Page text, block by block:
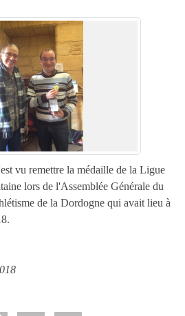
vu remettre la médaille de la Ligue
lors de l'Assemblée Générale du
de la Dordogne qui avait lieu à